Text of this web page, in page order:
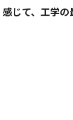
じて、工学の